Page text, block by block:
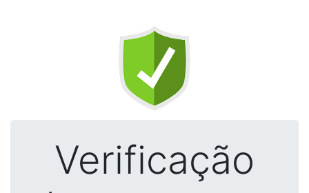
Verificação